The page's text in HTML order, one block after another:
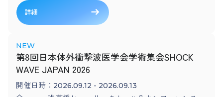
詳細
第8回日本体外衝撃波医学会学術集会SHOCK
WAVE JAPAN 2026
開催日時： 2026.09.12 - 2026.09.13